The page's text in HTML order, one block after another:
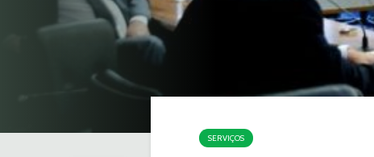
SERVIÇOS